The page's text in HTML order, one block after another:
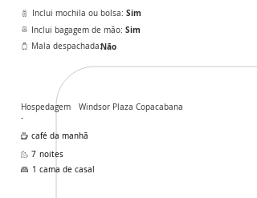
Inclui bagagem de mão: Sim
Mala despachada:Não
Inclui mochila ou bolsa: Sim
Hospedagem
-
café da manhã
7 noites
Windsor Plaza Copacabana
1 cama de casal